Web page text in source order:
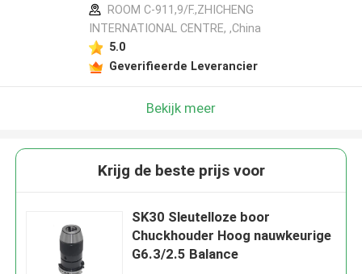
ROOM C-911,9/F.,ZHICHENG
INTERNATIONAL CENTRE, ,China
5.0
Geverifieerde Leverancier
Bekijk meer
Krijg de beste prijs voor
SK30 Sleutelloze boor
Chuckhouder Hoog nauwkeurige
G6.3/2.5 Balance